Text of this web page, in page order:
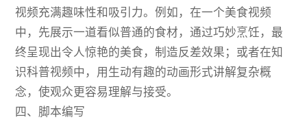
视频充满趣味性和吸引力。例如，在一个美食视频
中，先展示一道看似普通的食材，通过巧妙烹饪，最
终呈现出令人惊艳的美食，制造反差效果；或者在知
识科普视频中，用生动有趣的动画形式讲解复杂概
念，使观众更容易理解与接受。
四、脚本编写